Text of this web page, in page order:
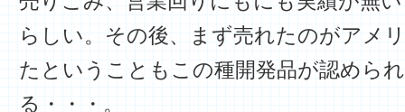
らしい。その後、まず売れたのがアメ
たということもこの種開発品が認めら
る・・・。